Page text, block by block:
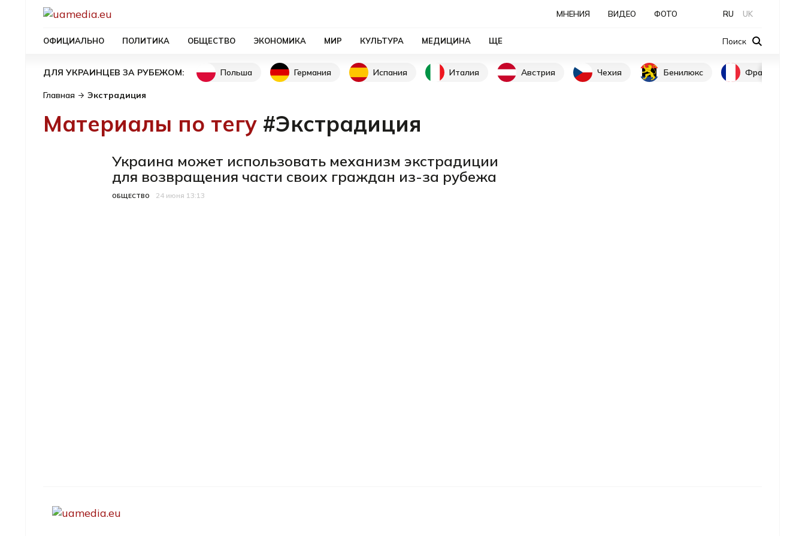
МНЕНИЯ ВИДЕО ФОТО
ОФИЦИАЛЬНО ПОЛИТИКА ОБЩЕСТВО ЭКОНОМИКА МИР КУЛЬТУРА МЕДИЦИНА ЩЕ
RU UK
Поиск
ДЛЯ УКРАИНЦЕВ ЗА РУБЕЖОМ: Польша Германия Испания Италия Австрия Чехия Бенилюкс Франция
Главная Экстрадиция
Материалы по тегу #Экстрадиция
Украина может использовать механизм экстрадиции
для возвращения части своих граждан из-за рубежа
Категория
ОБЩЕСТВО
Дата публикации
24 июня 13:13